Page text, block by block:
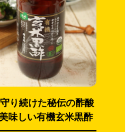
り続けた秘伝の酢酸
味しい有機玄米黒酢